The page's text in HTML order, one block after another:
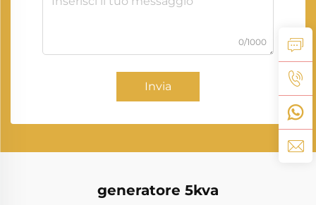
0/1000
Invia
generatore 5kva